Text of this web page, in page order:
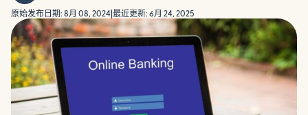
原始发布日期: 8月 08, 2024 最近更新: 6月 24, 2025